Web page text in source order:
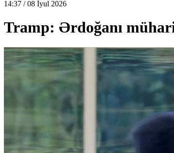
14:37 / 08 İyul 2026
Tramp: Ərdoğanı